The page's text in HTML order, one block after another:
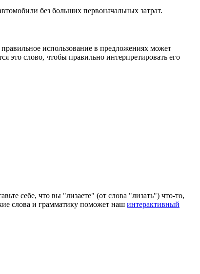
без больших первоначальных затрат.
использование в предложениях может
это слово, чтобы правильно интерпретировать его
себе, что вы "лизаете" (от слова "лизать") что-то,
слова и грамматику поможет наш интерактивный